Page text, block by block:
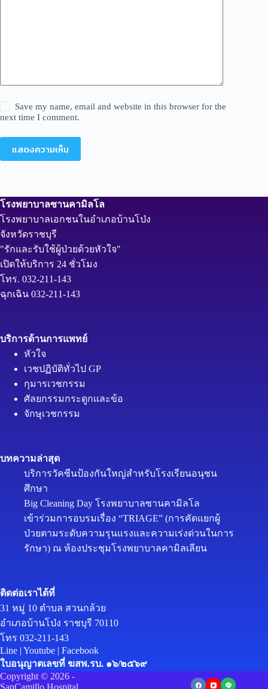
Save my name, email and website in this browser for the
next time I comment.
แสดงความเห็น
โรงพยาบาลซานคามิลโล
โรงพยาบาลเอกชนในอำเภอบ้านโป่ง
จังหวัดราชบุรี
"รักและรับใช้ผู้ป่วยด้วยหัวใจ"
เปิดให้บริการ 24 ชั่วโมง
โทร. 032-211-143
ฉุกเฉิน 032-211-143
บริการด้านการแพทย์
หัวใจ
เวชปฏิบัติทั่วไป GP
กุมารเวชกรรม
ศัลยกรรมกระดูกและข้อ
จักษุเวชกรรม
บทความล่าสุด
บริการวัคซีนป้องกันใหญ่สำหรับโรงเรียนอนุชน
ศึกษา
Big Cleaning Day โรงพยาบาลซานคามิลโล
เข้าร่วมการอบรมเรื่อง “TRIAGE” (การคัดแยกผู้
ป่วยตามระดับความรุนแรงและความเร่งด่วนในการ
รักษา) ณ ห้องประชุมโรงพยาบาลคามิลเลียน
ติดต่อเราได้ที่
31 หมู่ 10 ตำบล สวนกล้วย
อำเภอบ้านโป่ง ราชบุรี 70110
โทร 032-211-143
Line | Youtube | Facebook
ใบอนุญาตเลขที่ ฆสพ.รบ. ๑๖/๒๕๖๙
Copyright © 2026 -